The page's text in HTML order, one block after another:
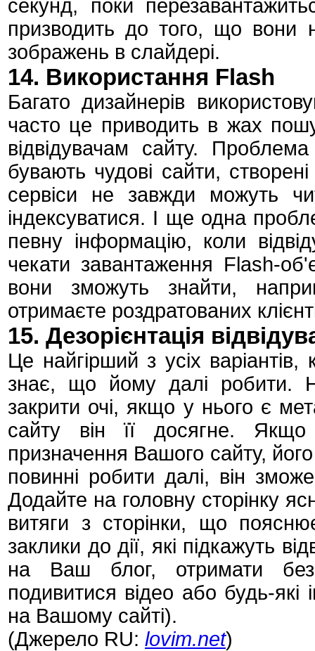
секунд, поки
призводить до того, що вони
зображень в слайдері.
14. Використання Flash
Багато дизайнерів
часто це приводить в жах
відвідувачам сайту.
бувають чудові сайти,
сервіси не завжди можуть
індексуватися. І ще одна
певну інформацію, коли
чекати завантаження Flash-
вони зможуть знайти,
отримаєте роздратованих
15. Дезорієнтація
Це найгірший з усіх
знає, що йому далі робити.
закрити очі, якщо у нього є
сайту він її досягне. Якщо
призначення Вашого сайту, його
повинні робити далі, він
Додайте на головну сторінку
витяги з сторінки, що
заклики до дії, які підкажуть
на Ваш блог, отримати
подивитися відео або будь-які
на Вашому сайті).
(Джерело RU: lovim.net)